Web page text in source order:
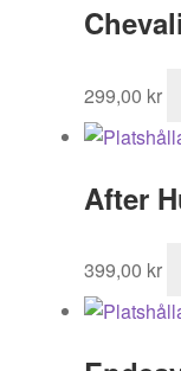
299,00 kr
After
399,00 kr